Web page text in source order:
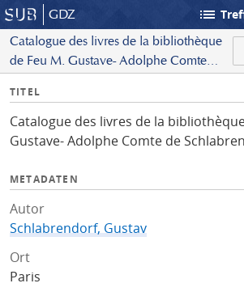
GDZ list
Catalogue des livres de la bibliothèque
de Feu M. Gustave- Adolphe Comte
I
f
o
TITEL
Catalogue des livres de la
Gustave- Adolphe Comte de
METADATEN
Autor
Schlabrendorf, Gustav
Ort
Paris